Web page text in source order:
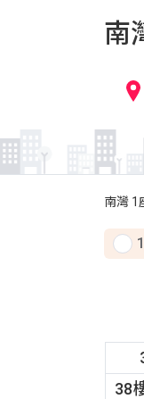
南
南灣 1
38